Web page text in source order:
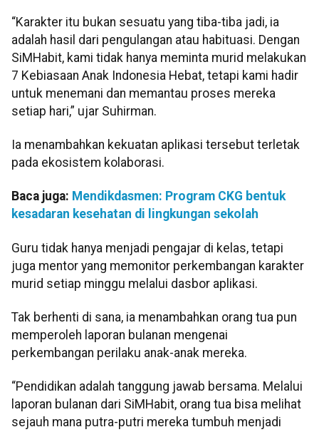
“Karakter itu bukan sesuatu yang tiba-tiba jadi, ia
adalah hasil dari pengulangan atau habituasi. Dengan
SiMHabit, kami tidak hanya meminta murid melakukan
7 Kebiasaan Anak Indonesia Hebat, tetapi kami hadir
untuk menemani dan memantau proses mereka
setiap hari,” ujar Suhirman.
Ia menambahkan kekuatan aplikasi tersebut terletak
pada ekosistem kolaborasi.
Baca juga: Mendikdasmen: Program CKG bentuk
kesadaran kesehatan di lingkungan sekolah
Guru tidak hanya menjadi pengajar di kelas, tetapi
juga mentor yang memonitor perkembangan karakter
murid setiap minggu melalui dasbor aplikasi.
Tak berhenti di sana, ia menambahkan orang tua pun
memperoleh laporan bulanan mengenai
perkembangan perilaku anak-anak mereka.
“Pendidikan adalah tanggung jawab bersama. Melalui
laporan bulanan dari SiMHabit, orang tua bisa melihat
sejauh mana putra-putri mereka tumbuh menjadi